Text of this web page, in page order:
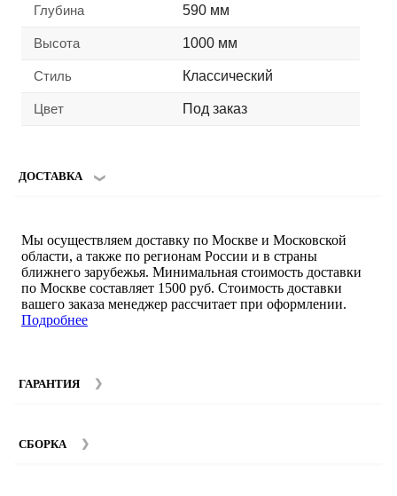
Глубина 590 мм
Высота 1000 мм
Стиль Классический
Цвет Под заказ
ДОСТАВКА
Мы осуществляем доставку по Москве и Московской
области, а также по регионам России и в страны
ближнего зарубежья. Минимальная стоимость доставки
по Москве составляет 1500 руб. Стоимость доставки
вашего заказа менеджер рассчитает при оформлении.
Подробнее
ГАРАНТИЯ
составляет 12 месяцев с момента покупки при
СБОРКА